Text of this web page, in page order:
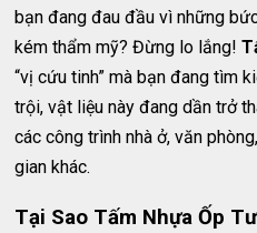
bạn đang đau đầu vì những
kém thẩm mỹ? Đừng lo lắng!
“vị cứu tinh” mà bạn đang tìm
trội, vật liệu này đang dần trở
các công trình nhà ở, văn
gian khác.
Tại Sao Tấm Nhựa Ốp